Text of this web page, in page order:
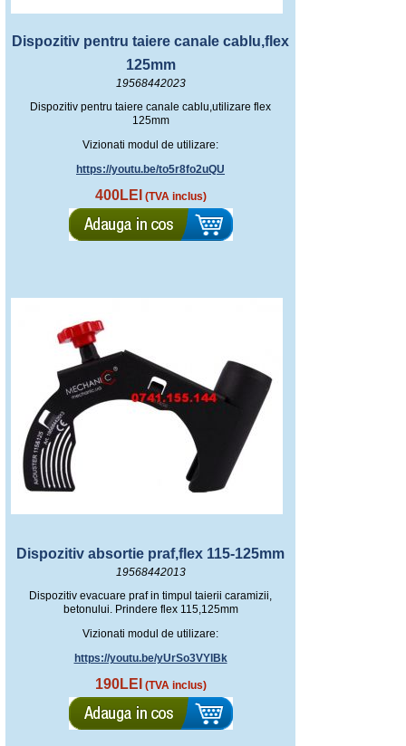
Dispozitiv pentru taiere canale cablu,flex
125mm
19568442023
Dispozitiv pentru taiere canale cablu,utilizare flex
125mm
Vizionati modul de utilizare:
https://youtu.be/to5r8fo2uQU
400LEI (TVA inclus)
Dispozitiv absortie praf,flex 115-125mm
19568442013
Dispozitiv evacuare praf in timpul taierii caramizii,
betonului. Prindere flex 115,125mm
Vizionati modul de utilizare:
https://youtu.be/yUrSo3VYlBk
190LEI (TVA inclus)